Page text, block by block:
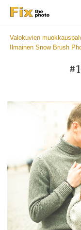
Valokuvien
Ilmainen Snow Brush